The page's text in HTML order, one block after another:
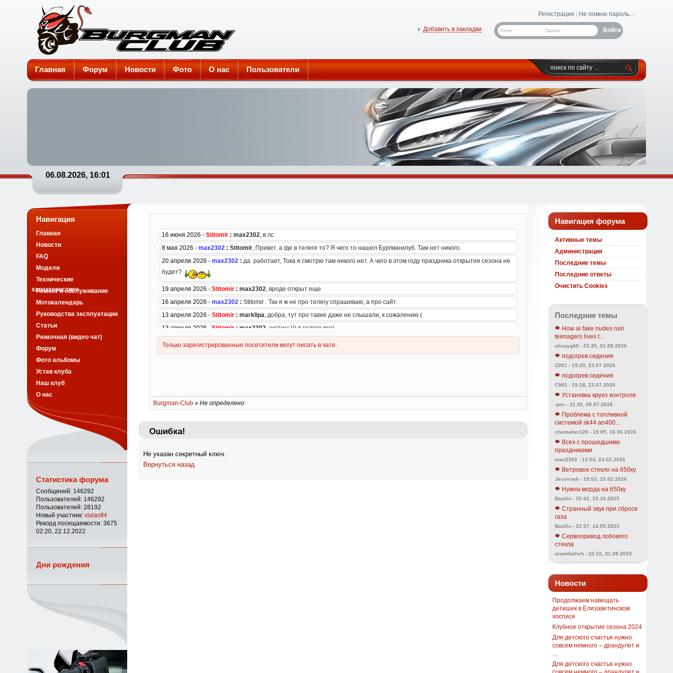
Burgman-Club
Регистрация Не помню пароль...
Логин: Пароль:
Добавить в закладки
Главная Форум Новости Фото О нас Пользователи
06.08.2026, 16:01
Burgman-Club» Не определено
Ошибка!
Не указан секретный ключ.
Вернуться назад
Навигация форума
Активные темы
Администрация
Последние темы
Последние ответы
Очистить Cookies
Последние темы
How ai fake nudes ruin
teenagers lives t...
alisayg60 - 23:35, 01.08.2026
подогрев сидения
C001 - 15:20, 23.07.2026
подогрев сидения
C001 - 15:18, 23.07.2026
Установка круиз контроля
-pm- - 11:30, 08.07.2026
Проблема с топливной
системой sk44 an400...
chumaher126 - 15:05, 16.06.2026
Всех с прошедшими
праздниками
max2302 - 12:04, 24.02.2026
Ветровое стекло на 650ку.
Jessenah - 15:53, 15.02.2026
Нужна морда на 650ку
Bazilio - 20:42, 23.10.2025
Странный звук при сбросе
газа
Bazilio - 22:37, 14.09.2025
Сервопривод лобового
стекла
uramihalich - 22:10, 31.08.2025
Новости
Продолжаем навещать
детишек в Елизаветинском
хосписе
Клубное открытие сезона 2024
Для детского счастья нужно
совсем немного – драндулет и
Для детского счастья нужно
Навигация
Главная
Новости
FAQ
Модели
Технические
характеристики
Ремонт и обслуживание
Мотокалендарь
Руководства эксплуатации
Статьи
Рюмочная (видео чат)
Форум
Фото альбомы
Устав клуба
Наш клуб
О нас
Статистика форума
Сообщений: 146292
Пользователей: 146292
Пользователей: 28192
Новый участник: vivianfl4
Рекорд посещаемости: 3675
02:20, 22.12.2022
Дни рождения